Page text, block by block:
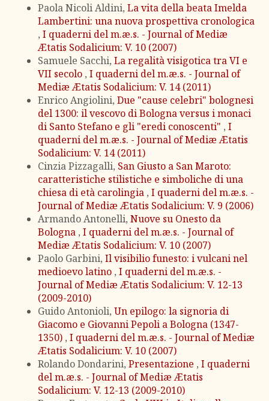
Paola Nicoli Aldini, La vita della beata Imelda
Lambertini: una nuova prospettiva cronologica
, I quaderni del m.æ.s. - Journal of Mediæ
Ætatis Sodalicium: V. 10 (2007)
Samuele Sacchi, La regalità visigotica tra VI e
VII secolo , I quaderni del m.æ.s. - Journal of
Mediæ Ætatis Sodalicium: V. 14 (2011)
Enrico Angiolini, Due "cause celebri" bolognesi
del 1300: il vescovo di Bologna versus i monaci
di Santo Stefano e gli "eredi conoscenti" , I
quaderni del m.æ.s. - Journal of Mediæ Ætatis
Sodalicium: V. 14 (2011)
Cinzia Pizzagalli, San Giusto a San Maroto:
caratteristiche stilistiche e simboliche di una
chiesa di età carolingia , I quaderni del m.æ.s. -
Journal of Mediæ Ætatis Sodalicium: V. 9 (2006)
Armando Antonelli, Nuove su Onesto da
Bologna , I quaderni del m.æ.s. - Journal of
Mediæ Ætatis Sodalicium: V. 10 (2007)
Paolo Garbini, Il visibilio funesto: i vulcani nel
medioevo latino , I quaderni del m.æ.s. -
Journal of Mediæ Ætatis Sodalicium: V. 12-13
(2009-2010)
Guido Antonioli, Un epilogo: la signoria di
Giacomo e Giovanni Pepoli a Bologna (1347-
1350) , I quaderni del m.æ.s. - Journal of Mediæ
Ætatis Sodalicium: V. 10 (2007)
Rolando Dondarini, Presentazione , I quaderni
del m.æ.s. - Journal of Mediæ Ætatis
Sodalicium: V. 12-13 (2009-2010)